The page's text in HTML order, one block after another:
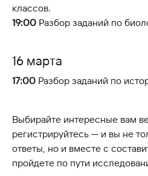
классов.
19:00 Разбор заданий по
16 марта
17:00 Разбор заданий по
Выбирайте интересные вам
регистрируйтесь — и вы не
ответы, но и вместе с
пройдете по пути